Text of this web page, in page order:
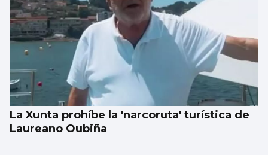
La Xunta prohíbe la 'narcoruta' turística de
Laureano Oubiña